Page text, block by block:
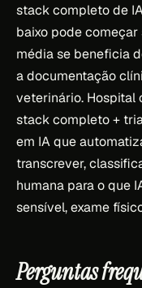
stack completo de
baixo pode
média se beneficia
a documentação
veterinário. Hospital
stack completo +
em IA que
transcrever,
humana para o que
sensível, exame
Perguntas